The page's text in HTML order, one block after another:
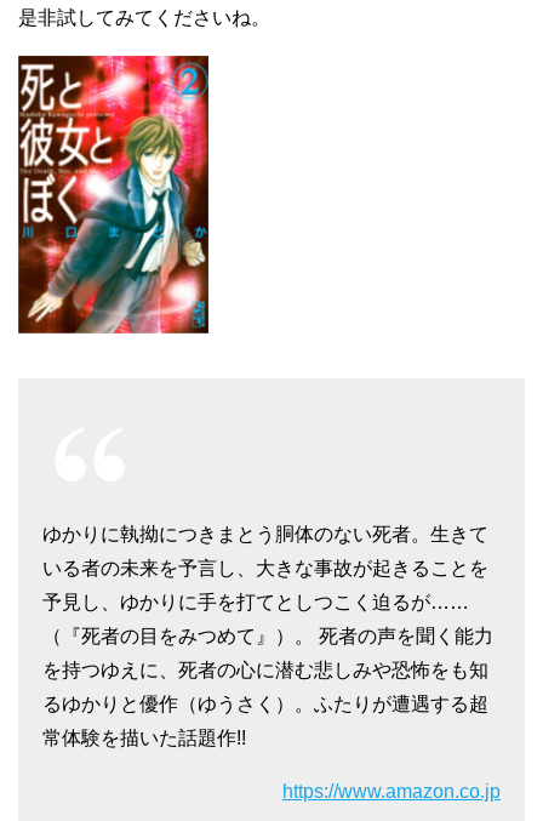
是非試してみてくださいね。
ゆかりに執拗につきまとう胴体のない死者。生きて
いる者の未来を予言し、大きな事故が起きることを
予見し、ゆかりに手を打てとしつこく迫るが……
（『死者の目をみつめて』）。 死者の声を聞く能力
を持つゆえに、死者の心に潜む悲しみや恐怖をも知
るゆかりと優作（ゆうさく）。ふたりが遭遇する超
常体験を描いた話題作!!
https://www.amazon.co.jp